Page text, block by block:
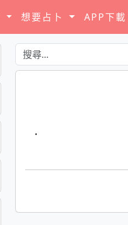
想要占卜 APP下載
·